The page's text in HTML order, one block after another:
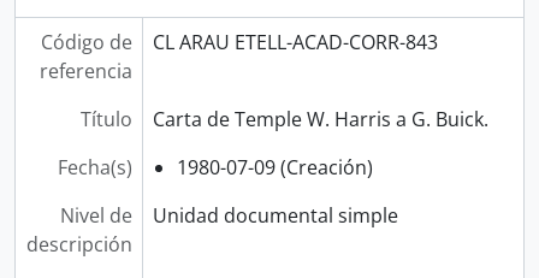
Código de
referencia
CL ARAU ETELL-ACAD-CORR-843
Título
Carta de Temple W. Harris a G. Buick.
Fecha(s)
1980-07-09 (Creación)
Nivel de
descripción
Unidad documental simple